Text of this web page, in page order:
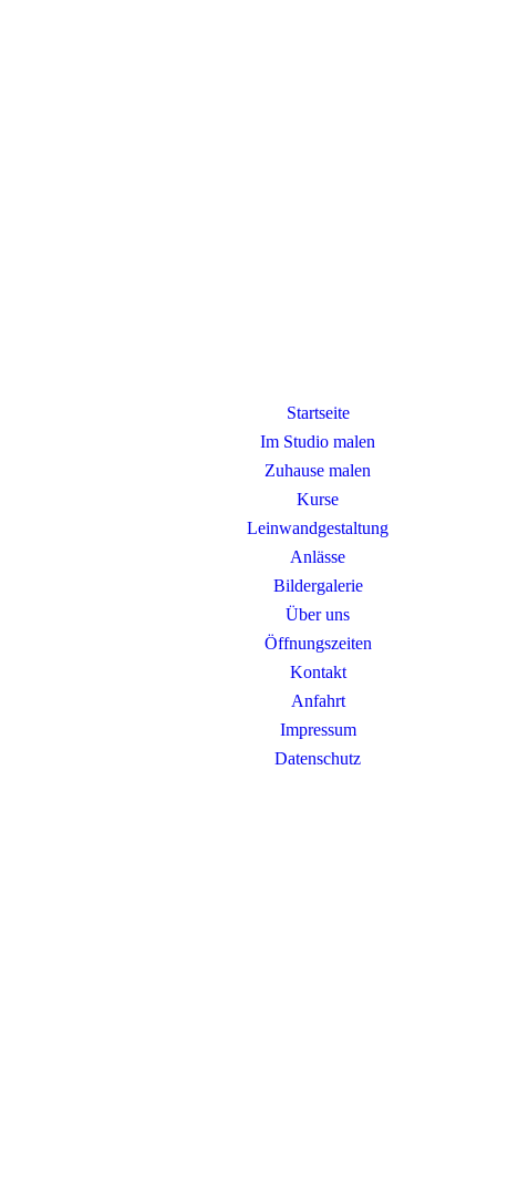
Startseite
Im Studio malen
Zuhause malen
Kurse
Leinwandgestaltung
Anlässe
Bildergalerie
Über uns
Öffnungszeiten
Kontakt
Anfahrt
Impressum
Datenschutz